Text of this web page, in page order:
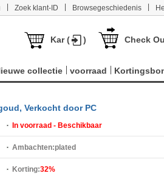
Zoek klant-ID Browsegeschiedenis
Kar ( ) Check
collectie voorraad
Verkocht door PC
In voorraad - Beschikbaar
Ambachten:plated
Korting:32%